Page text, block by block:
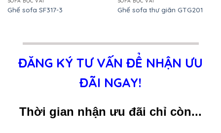
Ghế sofa SF317-3 Ghế sofa thư giãn GTG201
ĐĂNG KÝ TƯ VẤN ĐỂ NHẬN ƯU
ĐÃI NGAY!
Thời gian nhận ưu đãi chỉ còn...